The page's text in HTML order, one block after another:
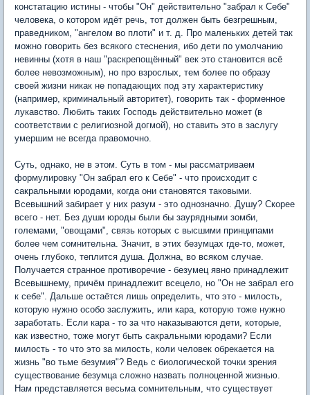
констатацию истины - чтобы "Он" действительно "забрал к Себе"
человека, о котором идёт речь, тот должен быть безгрешным,
праведником, "ангелом во плоти" и т. д. Про маленьких детей так
можно говорить без всякого стеснения, ибо дети по умолчанию
невинны (хотя в наш "раскрепощённый" век это становится всё
более невозможным), но про взрослых, тем более по образу
своей жизни никак не попадающих под эту характеристику
(например, криминальный авторитет), говорить так - форменное
лукавство. Любить таких Господь действительно может (в
соответствии с религиозной догмой), но ставить это в заслугу
умершим не всегда правомочно.
Суть, однако, не в этом. Суть в том - мы рассматриваем
формулировку "Он забрал его к Себе" - что происходит с
сакральными юродами, когда они становятся таковыми.
Всевышний забирает у них разум - это однозначно. Душу? Скорее
всего - нет. Без души юроды были бы заурядными зомби,
големами, "овощами", связь которых с высшими принципами
более чем сомнительна. Значит, в этих безумцах где-то, может,
очень глубоко, теплится душа. Должна, во всяком случае.
Получается странное противоречие - безумец явно принадлежит
Всевышнему, причём принадлежит всецело, но "Он не забрал его
к себе". Дальше остаётся лишь определить, что это - милость,
которую нужно особо заслужить, или кара, которую тоже нужно
заработать. Если кара - то за что наказываются дети, которые,
как известно, тоже могут быть сакральными юродами? Если
милость - то что это за милость, коли человек обрекается на
жизнь "во тьме безумия"? Ведь с биологической точки зрения
существование безумца сложно назвать полноценной жизнью.
Нам представляется весьма сомнительным, что существует